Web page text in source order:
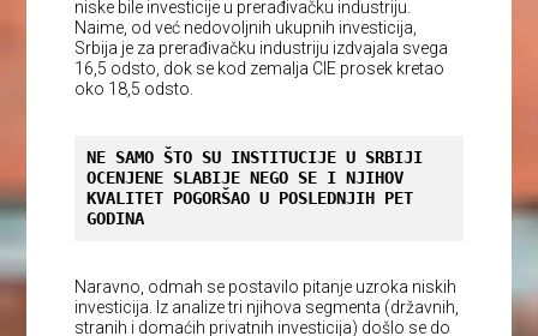
niske bile investicije u prerađivačku industriju.
Naime, od već nedovoljnih ukupnih investicija,
Srbija je za prerađivačku industriju izdvajala svega
16,5 odsto, dok se kod zemalja CIE prosek kretao
oko 18,5 odsto.
NE SAMO ŠTO SU INSTITUCIJE U SRBIJI
OCENJENE SLABIJE NEGO SE I NJIHOV
KVALITET POGORŠAO U POSLEDNJIH PET
GODINA
Naravno, odmah se postavilo pitanje uzroka niskih
investicija. Iz analize tri njihova segmenta (državnih,
stranih i domaćih privatnih investicija) došlo se do